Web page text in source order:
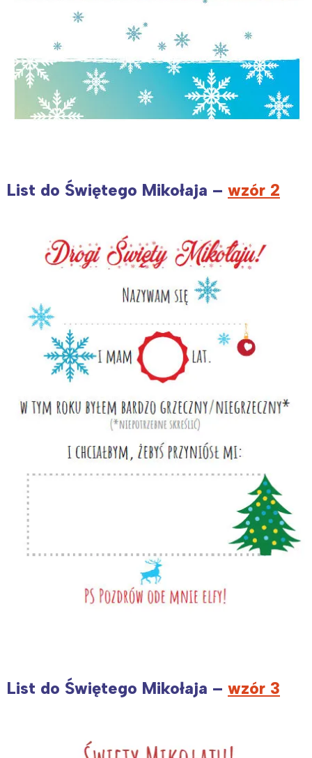
List do Świętego Mikołaja – wzór 2
List do Świętego Mikołaja – wzór 3